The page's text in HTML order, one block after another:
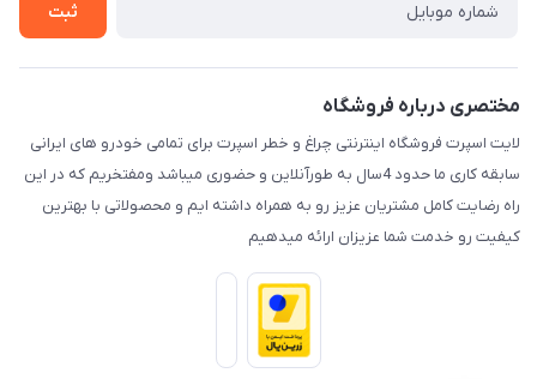
ثبت
مختصری درباره فروشگاه
لایت اسپرت فروشگاه اینترنتی چراغ و خطر اسپرت برای تمامی خودرو های ایرانی
سابقه کاری ما حدود 4سال به طورآنلاین و حضوری میباشد ومفتخریم که در این
راه رضایت کامل مشتریان عزیز رو به همراه داشته ایم و محصولاتی با بهترین
کیفیت رو خدمت شما عزیزان ارائه میدهیم